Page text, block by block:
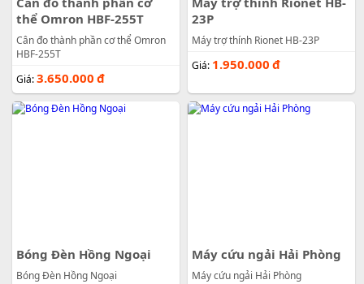
thể Omron HBF-255T
Cân đo thành phần cơ thể Omron
HBF-255T
Giá:3.650.000 đ
23P
Máy trợ thính Rionet HB-23P
Giá: 1.950.000 đ
Bóng Đèn Hồng Ngoại
Bóng Đèn Hồng Ngoại
Máy cứu ngải Hải Phòng
Máy cứu ngải Hải Phòng